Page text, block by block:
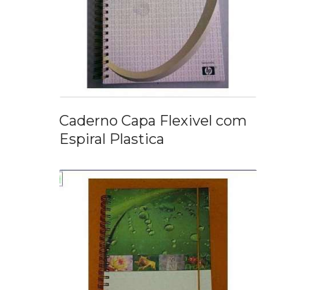
Caderno Capa Flexivel com
Espiral Plastica